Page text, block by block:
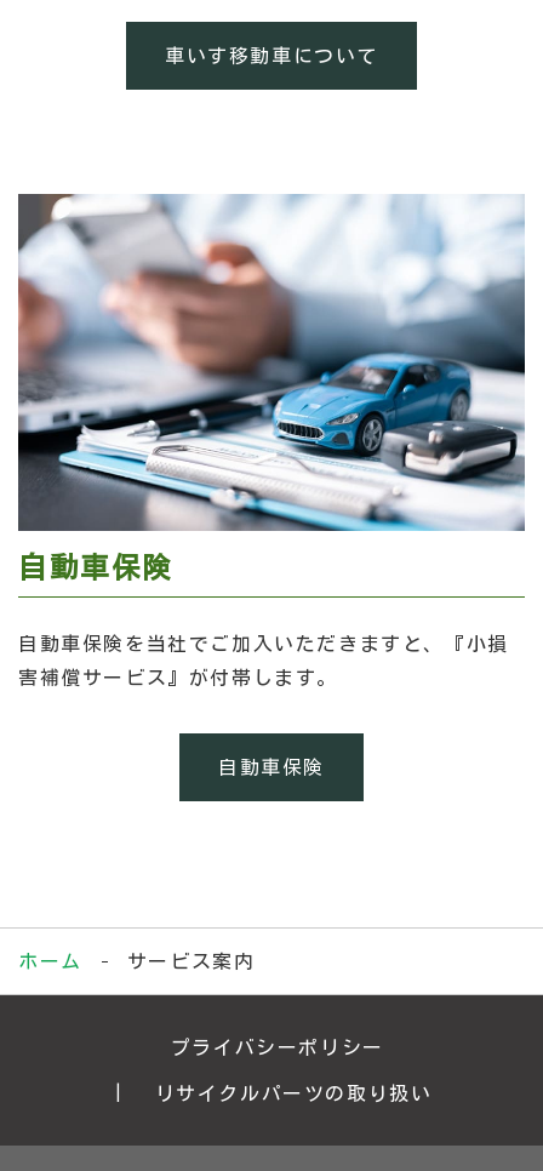
車いす移動車について
自動車保険
自動車保険を当社でご加入いただきますと、『小損
害補償サービス』が付帯します。
自動車保険
ホーム サービス案内
プライバシーポリシー
リサイクルパーツの取り扱い